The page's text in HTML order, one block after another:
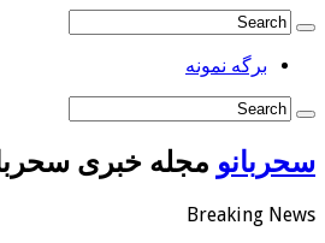
برگه نمونه
سحربانو مجله خبری
Breaking News